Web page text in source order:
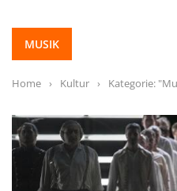
MUSIK
Home › Kultur › Kategorie: